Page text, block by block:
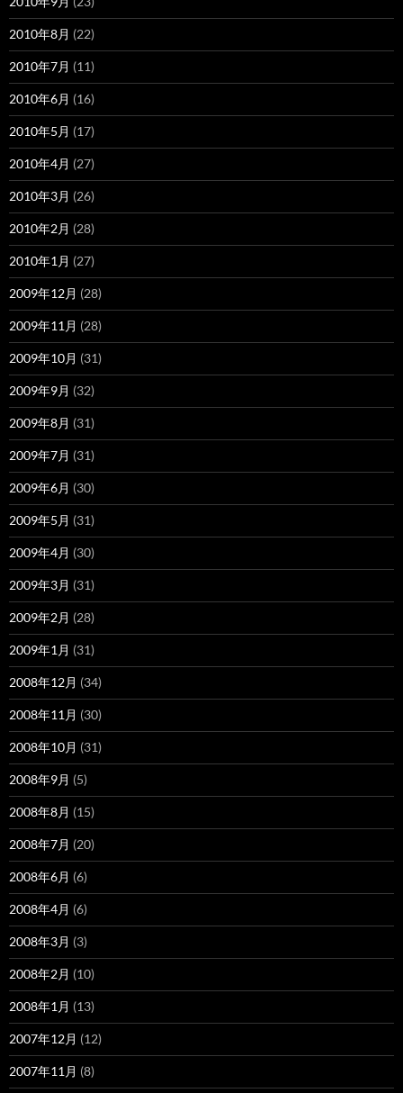
2010年8月 (22)
2010年7月 (11)
2010年6月 (16)
2010年5月 (17)
2010年4月 (27)
2010年3月 (26)
2010年2月 (28)
2010年1月 (27)
2009年12月 (28)
2009年11月 (28)
2009年10月 (31)
2009年9月 (32)
2009年8月 (31)
2009年7月 (31)
2009年6月 (30)
2009年5月 (31)
2009年4月 (30)
2009年3月 (31)
2009年2月 (28)
2009年1月 (31)
2008年12月 (34)
2008年11月 (30)
2008年10月 (31)
2008年9月 (5)
2008年8月 (15)
2008年7月 (20)
2008年6月 (6)
2008年4月 (6)
2008年3月 (3)
2008年2月 (10)
2008年1月 (13)
2007年12月 (12)
2007年11月 (8)